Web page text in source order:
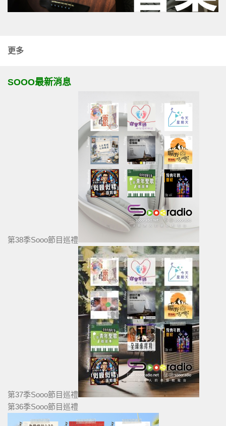
更多
SOOO最新消息
第38季Sooo節目巡禮
第37季Sooo節目巡禮
第36季Sooo節目巡禮